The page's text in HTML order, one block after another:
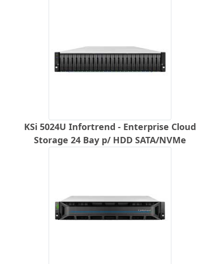
KSi 5024U Infortrend - Enterprise Cloud
Storage 24 Bay p/ HDD SATA/NVMe